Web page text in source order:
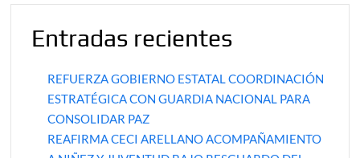
Entradas recientes
REFUERZA GOBIERNO ESTATAL COORDINACIÓN
ESTRATÉGICA CON GUARDIA NACIONAL PARA
CONSOLIDAR PAZ
REAFIRMA CECI ARELLANO ACOMPAÑAMIENTO